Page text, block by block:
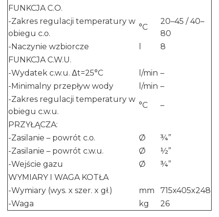
FUNKCJA C.O.
-Zakres regulacji temperatury w
obiegu c.o.
°C
20–45 / 40–
80
-Naczynie wzbiorcze
8
FUNKCJA C.W.U.
-Wydatek c.w.u. Δt=25°C
l/min –
-Minimalny przepływ wody
l/min –
-Zakres regulacji temperatury w
obiegu c.w.u.
°C –
PRZYŁĄCZA:
-Zasilanie – powrót c.o.
Ø
¾”
-Zasilanie – powrót c.w.u.
Ø
½”
-Wejście gazu
Ø
¾”
WYMIARY I WAGA KOTŁA
-Wymiary (wys. x szer. x gł.)
mm
715x405x248
-Waga
kg 26